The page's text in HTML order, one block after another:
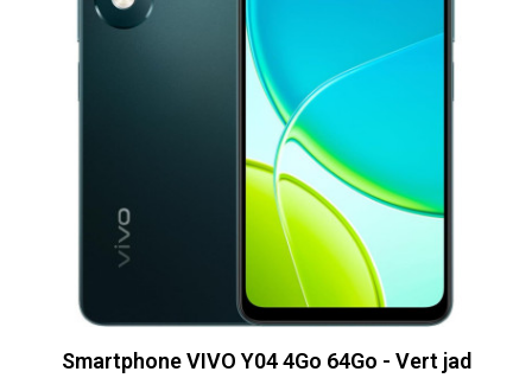
Smartphone VIVO Y04 4Go 64Go - Vert jad